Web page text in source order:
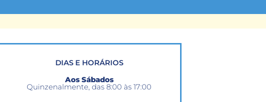
DIAS E HORÁRIOS
Aos Sábados
Quinzenalmente, das 8:00 às 17:00